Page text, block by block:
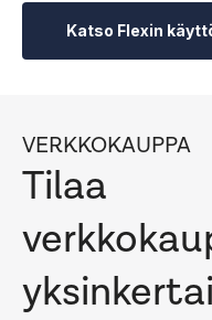
Katso Flexin
VERKKOKAUPPA
Tilaa